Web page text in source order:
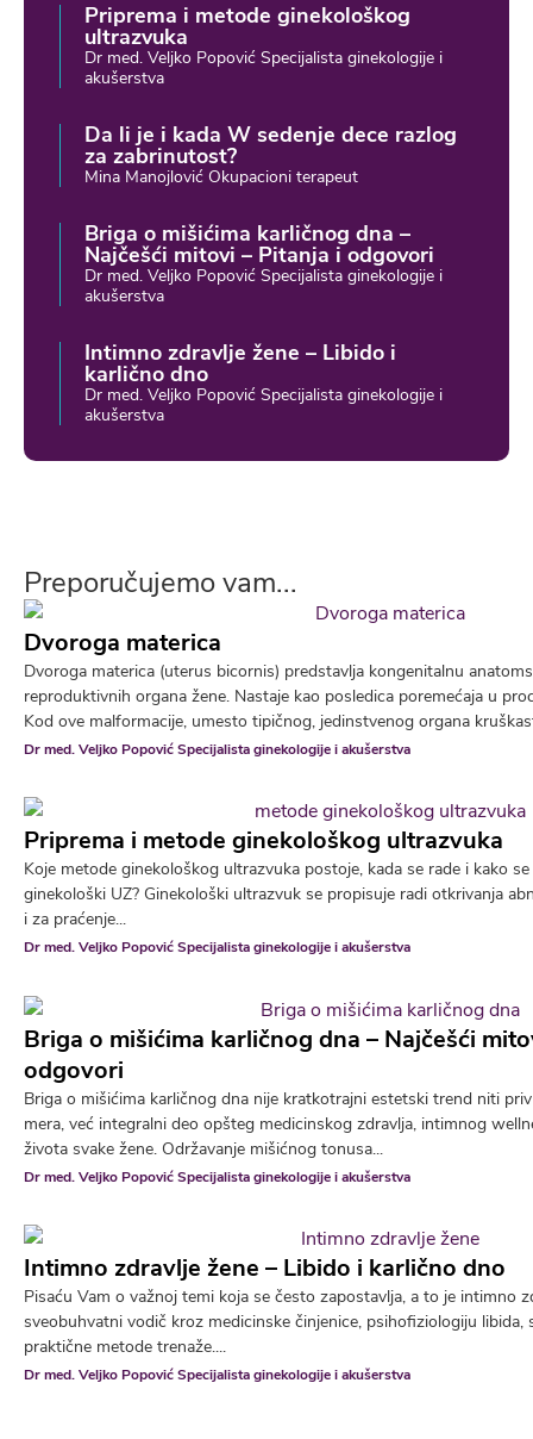
Priprema i metode ginekološkog
ultrazvuka
Dr med. Veljko Popović Specijalista ginekologije i
akušerstva
Da li je i kada W sedenje dece razlog
za zabrinutost?
Mina Manojlović Okupacioni terapeut
Briga o mišićima karličnog dna –
Najčešći mitovi – Pitanja i odgovori
Dr med. Veljko Popović Specijalista ginekologije i
akušerstva
Intimno zdravlje žene – Libido i
karlično dno
Dr med. Veljko Popović Specijalista ginekologije i
akušerstva
Preporučujemo vam...
Dvoroga materica
Dvoroga materica (uterus bicornis) predstavlja kongenitalnu
reproduktivnih organa žene. Nastaje kao posledica poremećaja u
Kod ove malformacije, umesto tipičnog, jedinstvenog organa
Dr med. Veljko Popović Specijalista ginekologije i akušerstva
Priprema i metode ginekološkog ultrazvuka
Koje metode ginekološkog ultrazvuka postoje, kada se rade i kako
ginekološki UZ? Ginekološki ultrazvuk se propisuje radi otkrivanja
i za praćenje...
Dr med. Veljko Popović Specijalista ginekologije i akušerstva
Briga o mišićima karličnog dna – Najčešći
odgovori
Briga o mišićima karličnog dna nije kratkotrajni estetski trend niti
mera, već integralni deo opšteg medicinskog zdravlja, intimnog
života svake žene. Održavanje mišićnog tonusa...
Dr med. Veljko Popović Specijalista ginekologije i akušerstva
Intimno zdravlje žene – Libido i karlično dno
Pisaću Vam o važnoj temi koja se često zapostavlja, a to je intimno
sveobuhvatni vodič kroz medicinske činjenice, psihofiziologiju libida,
praktične metode trenaže....
Dr med. Veljko Popović Specijalista ginekologije i akušerstva